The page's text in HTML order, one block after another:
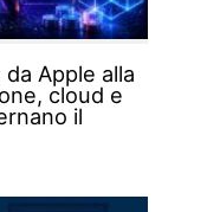
Apple alla
cloud e
il